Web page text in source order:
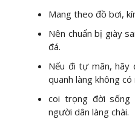
Mang theo đồ bơi,
Nên chuẩn bị giày
đá.
Nếu đi tự mãn, hãy
quanh làng không có
coi trọng đời sống
người dân làng chài.